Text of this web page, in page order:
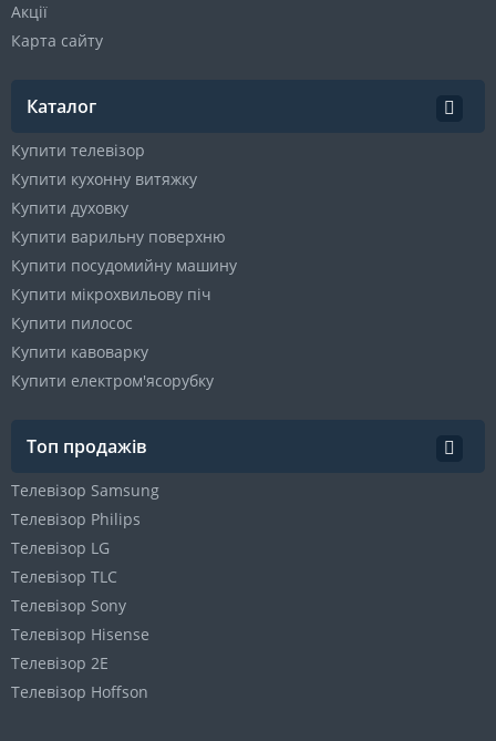
Акції
Карта сайту
Каталог
Купити телевізор
Купити кухонну витяжку
Купити духовку
Купити варильну поверхню
Купити посудомийну машину
Купити мікрохвильову піч
Купити пилосос
Купити кавоварку
Купити електром'ясорубку
Топ продажів
Телевізор Samsung
Телевізор Philips
Телевізор LG
Телевізор TLC
Телевізор Sony
Телевізор Hisense
Телевізор 2E
Телевізор Hoffson